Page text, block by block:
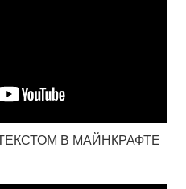
В МАЙНКРАФТЕ